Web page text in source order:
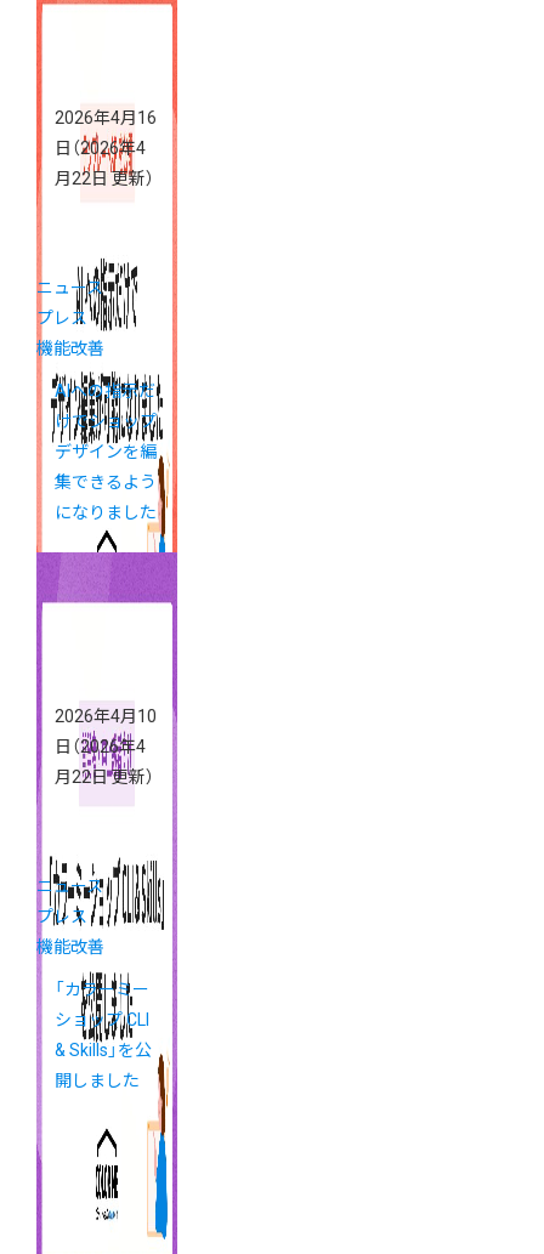
2026年4月16
日 （2026年4
月22日 更新）
ニュース
プレス
機能改善
AIへの指示だ
けでショップ
デザインを編
集できるよう
になりました
2026年4月10
日 （2026年4
月22日 更新）
ニュース
プレス
機能改善
「カラーミー
ショップ CLI
& Skills」を公
開しました